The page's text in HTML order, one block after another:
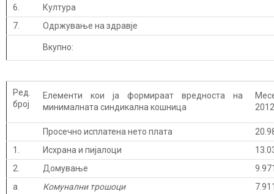
6.
Култура
7.
Одржување на здравје
Вкупно:
Ред.
број
Елементи кои ја формираат вредноста на
минималната синдикална кошница
2012
Просечно исплатена нето плата
1.
Исхрана и пијалоци
2.
Домување
а
Комунални трошоци